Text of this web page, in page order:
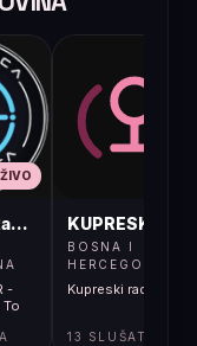
S1
-
BOSNA I
HERCEGOVINA
Kupreski radio
13 SLUŠATELJA